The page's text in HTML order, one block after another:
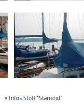
» Infos Stoff "Stamoid"